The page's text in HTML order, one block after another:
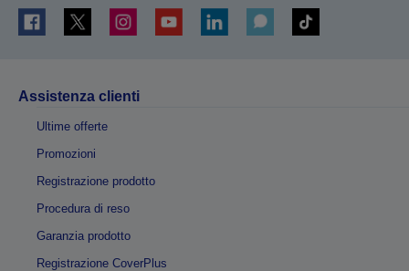
Assistenza clienti
Ultime offerte
Promozioni
Registrazione prodotto
Procedura di reso
Garanzia prodotto
Registrazione CoverPlus